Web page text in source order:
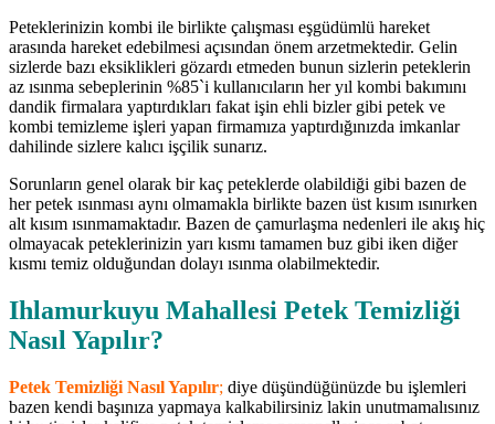
Peteklerinizin kombi ile birlikte çalışması eşgüdümlü hareket
arasında hareket edebilmesi açısından önem arzetmektedir. Gelin
sizlerde bazı eksiklikleri gözardı etmeden bunun sizlerin peteklerin
az ısınma sebeplerinin %85`i kullanıcıların her yıl kombi bakımını
dandik firmalara yaptırdıkları fakat işin ehli bizler gibi petek ve
kombi temizleme işleri yapan firmamıza yaptırdığınızda imkanlar
dahilinde sizlere kalıcı işçilik sunarız.
Sorunların genel olarak bir kaç peteklerde olabildiği gibi bazen de
her petek ısınması aynı olmamakla birlikte bazen üst kısım ısınırken
alt kısım ısınmamaktadır. Bazen de çamurlaşma nedenleri ile akış hiç
olmayacak peteklerinizin yarı kısmı tamamen buz gibi iken diğer
kısmı temiz olduğundan dolayı ısınma olabilmektedir.
Ihlamurkuyu Mahallesi Petek Temizliği
Nasıl Yapılır?
Petek Temizliği Nasıl Yapılır; diye düşündüğünüzde bu işlemleri
bazen kendi başınıza yapmaya kalkabilirsiniz lakin unutmamalısınız